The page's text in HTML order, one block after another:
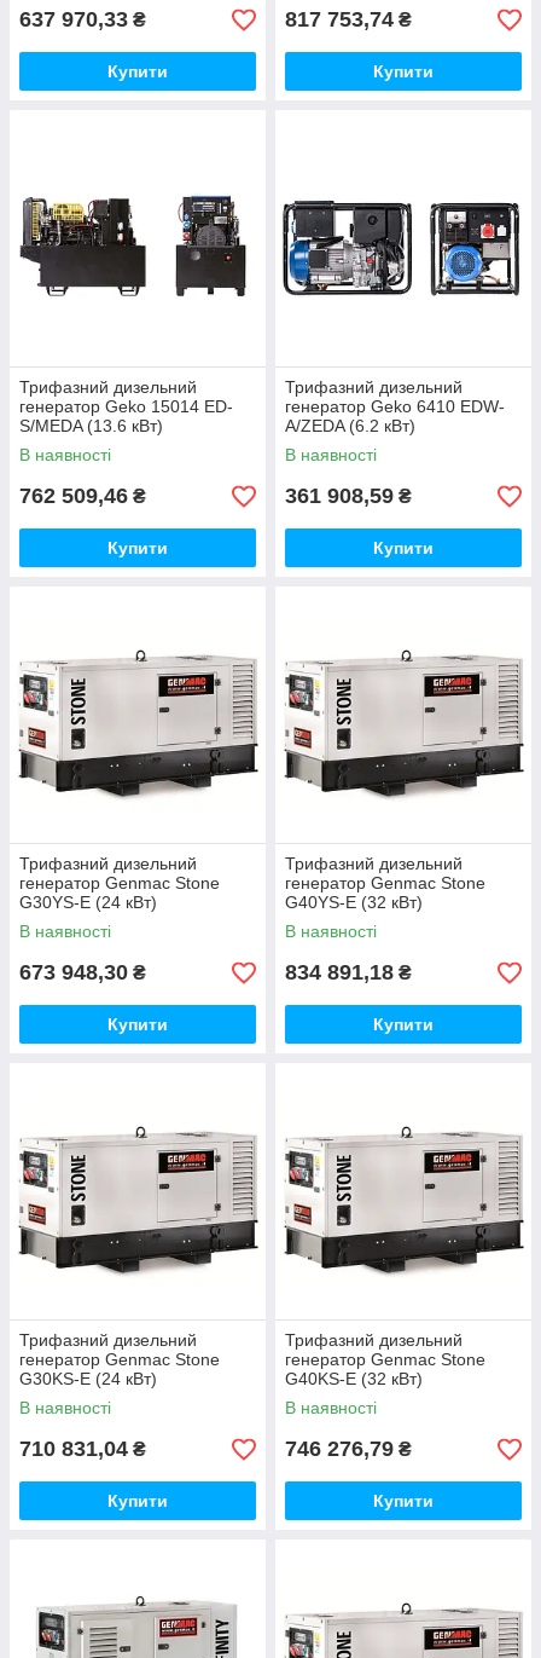
637 970,33 ₴
Купити
817 753,74 ₴
Купити
Трифазний дизельний
генератор Geko 15014 ED-
S/MEDA (13.6 кВт)
В наявності
762 509,46 ₴
Купити
Трифазний дизельний
генератор Geko 6410 EDW-
A/ZEDA (6.2 кВт)
В наявності
361 908,59 ₴
Купити
Трифазний дизельний
генератор Genmac Stone
G30YS-E (24 кВт)
В наявності
673 948,30 ₴
Купити
Трифазний дизельний
генератор Genmac Stone
G40YS-E (32 кВт)
В наявності
834 891,18 ₴
Купити
Трифазний дизельний
генератор Genmac Stone
G30KS-E (24 кВт)
В наявності
710 831,04 ₴
Купити
Трифазний дизельний
генератор Genmac Stone
G40KS-E (32 кВт)
В наявності
746 276,79 ₴
Купити